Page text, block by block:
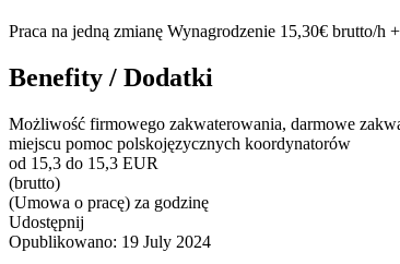
Praca na jedną zmianę Wynagrodzenie 15,30€ brutto/h
Benefity / Dodatki
Możliwość firmowego zakwaterowania, darmowe
miejscu pomoc polskojęzycznych koordynatorów
od 15,3 do 15,3 EUR
(brutto)
(Umowa o pracę) za godzinę
Udostępnij
Opublikowano: 19 July 2024